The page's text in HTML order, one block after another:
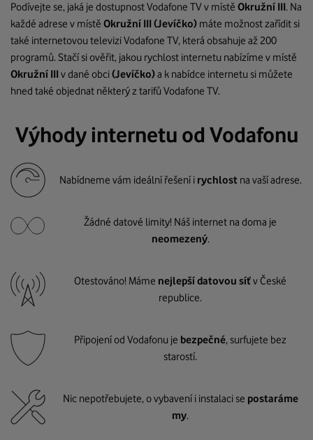
Podívejte se, jaká je dostupnost Vodafone TV v místě Okružní III. Na
každé adrese v místě Okružní III (Jevíčko) máte možnost zařídit si
také internetovou televizi Vodafone TV, která obsahuje až 200
programů. Stačí si ověřit, jakou rychlost internetu nabízíme v místě
Okružní III v dané obci(Jevíčko)a k nabídce internetu si můžete
hned také objednat některý z tarifů Vodafone TV.
Výhody internetu od Vodafonu
Nabídneme vám ideální řešení i rychlost na vaší adrese.
Žádné datové limity! Náš internet na doma je
neomezený.
Otestováno! Máme nejlepší datovou síťv České
republice.
Připojení od Vodafonu je bezpečné, surfujete bez
starostí.
Nic nepotřebujete, o vybavení i instalaci se postaráme
my.